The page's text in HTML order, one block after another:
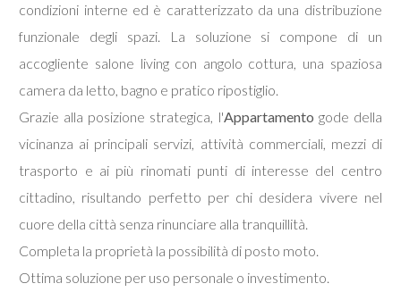
condizioni interne ed è caratterizzato da una distribuzione
funzionale degli spazi. La soluzione si compone di un
accogliente salone living con angolo cottura, una spaziosa
camera da letto, bagno e pratico ripostiglio.
Grazie alla posizione strategica, l'Appartamento gode della
vicinanza ai principali servizi, attività commerciali, mezzi di
trasporto e ai più rinomati punti di interesse del centro
cittadino, risultando perfetto per chi desidera vivere nel
cuore della città senza rinunciare alla tranquillità.
Completa la proprietà la possibilità di posto moto.
Ottima soluzione per uso personale o investimento.
Totale
Locali
minimi